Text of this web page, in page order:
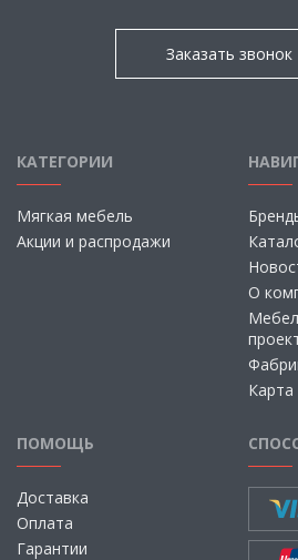
Заказать звонок
КАТЕГОРИИ
Мягкая мебель
Акции и распродажи
О
Карта
ПОМОЩЬ
Доставка
Оплата
Гарантии